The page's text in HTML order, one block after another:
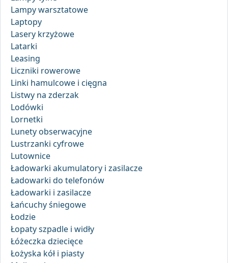
Lampy warsztatowe
Laptopy
Lasery krzyżowe
Latarki
Leasing
Liczniki rowerowe
Linki hamulcowe i cięgna
Listwy na zderzak
Lodówki
Lornetki
Lunety obserwacyjne
Lustrzanki cyfrowe
Lutownice
Ładowarki akumulatory i zasilacze
Ładowarki do telefonów
Ładowarki i zasilacze
Łańcuchy śniegowe
Łodzie
Łopaty szpadle i widły
Łóżeczka dziecięce
Łożyska kół i piasty